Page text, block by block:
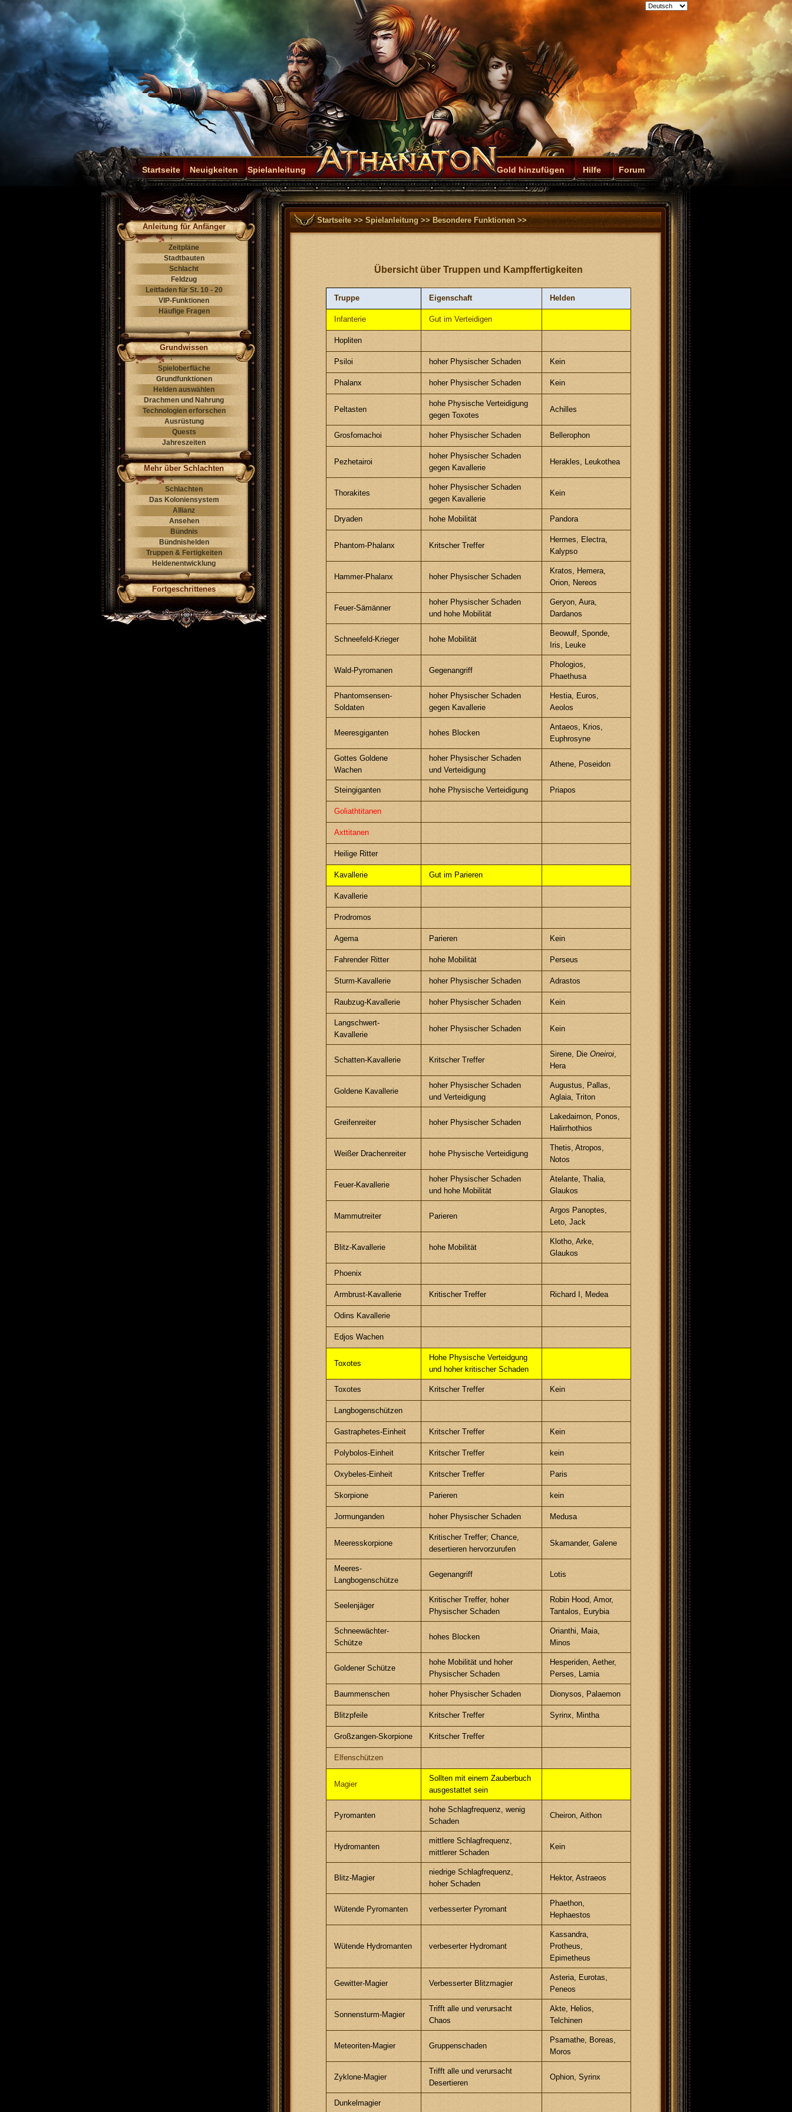
Startseite Neuigkeiten Spielanleitung Gold hinzufügen Hilfe Forum
Anleitung für Anfänger
Zeitpläne
Stadtbauten
Schlacht
Feldzug
Leitfaden für St. 10 - 20
VIP-Funktionen
Häufige Fragen
Grundwissen
Spieloberfläche
Grundfunktionen
Helden auswählen
Drachmen und Nahrung
Technologien erforschen
Ausrüstung
Quests
Jahreszeiten
Mehr über Schlachten
Schlachten
Das Koloniensystem
Allianz
Ansehen
Bündnis
Bündnishelden
Truppen & Fertigkeiten
Heldenentwicklung
Fortgeschrittenes
Startseite>>Spielanleitung>>Besondere Funktionen>>
Übersicht über Truppen und Kampffertigkeiten
Truppe Eigenschaft Helden
Infanterie Gut im Verteidigen
Hopliten
Psiloi hoher Physischer Schaden Kein
Phalanx hoher Physischer Schaden Kein
Peltasten
hohe Physische Verteidigung
gegen Toxotes
Achilles
Grosfomachoi hoher Physischer Schaden Bellerophon
Pezhetairoi
hoher Physischer Schaden
gegen Kavallerie
Herakles, Leukothea
Thorakites
hoher Physischer Schaden
gegen Kavallerie
Kein
Dryaden hohe Mobilität Pandora
Phantom-Phalanx Kritscher Treffer
Hermes, Electra,
Kalypso
Hammer-Phalanx hoher Physischer Schaden
Kratos, Hemera,
Orion, Nereos
Feuer-Sämänner
hoher Physischer Schaden
und hohe Mobilität
Geryon, Aura,
Dardanos
Schneefeld-Krieger hohe Mobilität
Beowulf, Sponde,
Iris, Leuke
Wald-Pyromanen Gegenangriff
Phologios,
Phaethusa
Phantomsensen-
Soldaten
hoher Physischer Schaden
gegen Kavallerie
Hestia, Euros,
Aeolos
Meeresgiganten hohes Blocken
Antaeos, Krios,
Euphrosyne
Gottes Goldene
Wachen
hoher Physischer Schaden
und Verteidigung
Athene, Poseidon
Steingiganten hohe Physische Verteidigung Priapos
Goliathtitanen
Axttitanen
Heilige Ritter
Kavallerie Gut im Parieren
Kavallerie
Prodromos
Agema Parieren Kein
Fahrender Ritter hohe Mobilität Perseus
Sturm-Kavallerie hoher Physischer Schaden Adrastos
Raubzug-Kavallerie hoher Physischer Schaden Kein
Langschwert-
Kavallerie
hoher Physischer Schaden Kein
Schatten-Kavallerie Kritscher Treffer
Sirene, DieOneiroi,
Hera
Goldene Kavallerie
hoher Physischer Schaden
und Verteidigung
Augustus, Pallas,
Aglaia, Triton
Greifenreiter hoher Physischer Schaden
Lakedaimon, Ponos,
Halirrhothios
Weißer Drachenreiter hohe Physische Verteidigung
Thetis, Atropos,
Notos
Feuer-Kavallerie
hoher Physischer Schaden
und hohe Mobilität
Atelante, Thalia,
Glaukos
Mammutreiter Parieren
Argos Panoptes,
Leto, Jack
Blitz-Kavallerie hohe Mobilität
Klotho, Arke,
Glaukos
Phoenix
Armbrust-Kavallerie Kritischer Treffer Richard I, Medea
Odins Kavallerie
Edjos Wachen
Toxotes
Hohe Physische Verteidgung
und hoher kritischer Schaden
Toxotes Kritscher Treffer Kein
Langbogenschützen
Gastraphetes-Einheit Kritscher Treffer Kein
Polybolos-Einheit Kritscher Treffer kein
Oxybeles-Einheit Kritscher Treffer Paris
Skorpione Parieren kein
Jormunganden hoher Physischer Schaden Medusa
Meeresskorpione
Kritischer Treffer; Chance,
desertieren hervorzurufen
Skamander, Galene
Meeres-
Langbogenschütze
Gegenangriff Lotis
Seelenjäger
Kritischer Treffer, hoher
Physischer Schaden
Robin Hood, Amor,
Tantalos, Eurybia
Schneewächter-
Schütze
hohes Blocken
Orianthi, Maia,
Minos
Goldener Schütze
hohe Mobilität und hoher
Physischer Schaden
Hesperiden, Aether,
Perses, Lamia
Baummenschen hoher Physischer Schaden Dionysos, Palaemon
Blitzpfeile Kritscher Treffer Syrinx, Mintha
Großzangen-Skorpione Kritscher Treffer
Elfenschützen
Magier
Sollten mit einem Zauberbuch
ausgestattet sein
Pyromanten
hohe Schlagfrequenz, wenig
Schaden
Cheiron, Aithon
Hydromanten
mittlere Schlagfrequenz,
mittlerer Schaden
Kein
Blitz-Magier
niedrige Schlagfrequenz,
hoher Schaden
Hektor, Astraeos
Wütende Pyromanten verbesserter Pyromant
Phaethon,
Hephaestos
Wütende Hydromanten verbeserter Hydromant
Kassandra,
Protheus,
Epimetheus
Gewitter-Magier Verbesserter Blitzmagier
Asteria, Eurotas,
Peneos
Sonnensturm-Magier
Trifft alle und verursacht
Chaos
Akte, Helios,
Telchinen
Meteoriten-Magier Gruppenschaden
Psamathe, Boreas,
Moros
Zyklone-Magier
Trifft alle und verursacht
Desertieren
Ophion, Syrinx
Dunkelmagier